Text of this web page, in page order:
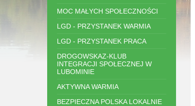
MOC MAŁYCH SPOŁECZNOŚCI
LGD - PRZYSTANEK WARMIA
LGD - PRZYSTANEK PRACA
DROGOWSKAZ-KLUB
INTEGRACJI SPOŁECZNEJ W
LUBOMINIE
AKTYWNA WARMIA
BEZPIECZNA POLSKA LOKALNIE